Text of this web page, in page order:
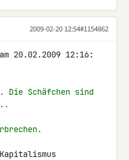
2009-02-20 12:54#1154862
20.02.2009 12:16:
Schäfchen sind